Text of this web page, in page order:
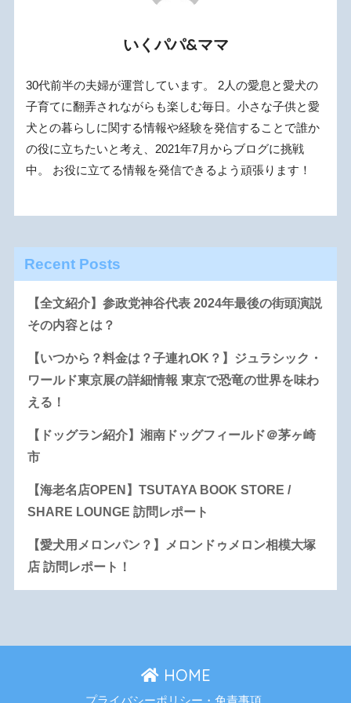
いくパパ&ママ
30代前半の夫婦が運営しています。 2人の愛息と愛犬の
子育てに翻弄されながらも楽しむ毎日。小さな子供と愛
犬との暮らしに関する情報や経験を発信することで誰か
の役に立ちたいと考え、2021年7月からブログに挑戦
中。 お役に立てる情報を発信できるよう頑張ります！
Recent Posts
【全文紹介】参政党神谷代表 2024年最後の街頭演説
その内容とは？
【いつから？料金は？子連れOK？】ジュラシック・
ワールド東京展の詳細情報 東京で恐竜の世界を味わ
える！
【ドッグラン紹介】湘南ドッグフィールド＠茅ヶ崎
市
【海老名店OPEN】TSUTAYA BOOK STORE /
SHARE LOUNGE 訪問レポート
【愛犬用メロンパン？】メロンドゥメロン相模大塚
店 訪問レポート！
HOME
プライバシーポリシー・免責事項